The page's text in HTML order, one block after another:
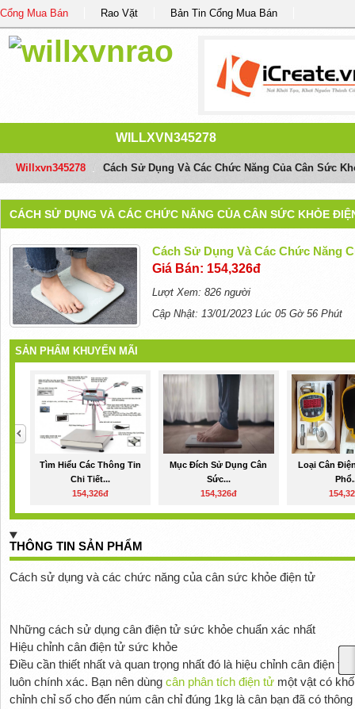
Cổng Mua Bán Rao Vặt Bản Tin Cổng Mua Bán
WILLXVN345278
Willxvn345278 Cách Sử Dụng Và Các Chức Năng Của Cân Sức
CÁCH SỬ DỤNG VÀ CÁC CHỨC NĂNG CỦA CÂN SỨC KHỎE
Cách Sử Dụng Và Các Chức Năng
Giá Bán: 154,326đ
Lượt Xem: 826 người
Cập Nhật: 13/01/2023 Lúc 05 Gờ 56 Phút
SẢN PHẨM KHUYẾN MÃI
Tìm Hiểu Các Thông Tin
Chi Tiết...
154,326đ
Mục Đích Sử Dụng Cân
Sức...
154,326đ
Loại Cân
THÔNG TIN SẢN PHẨM
Cách sử dụng và các chức năng của cân sức khỏe điện tử
Những cách sử dụng cân điện tử sức khỏe chuẩn xác nhất
Hiệu chỉnh cân điện tử sức khỏe
Điều cần thiết nhất và quan trọng nhất đó là hiệu chỉnh cân điện
luôn chính xác. Bạn nên dùng cân phân tích điện tửmột vật có
chỉnh chỉ số cho đến núm cân chỉ đúng 1kg là cân bạn đã có